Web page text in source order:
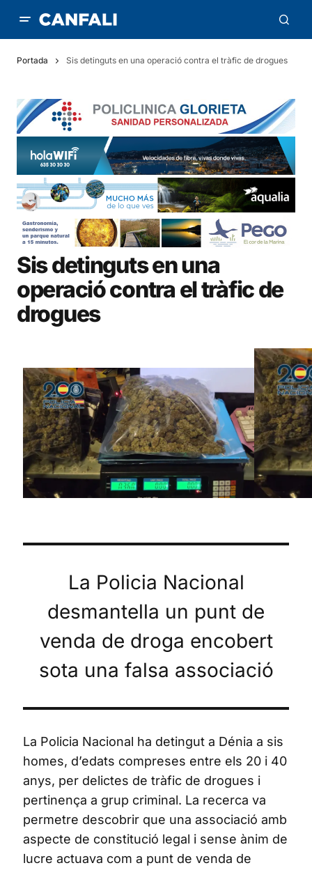
Portada Sis detinguts en una operació contra el tràfic de drogues
Sis detinguts en una
operació contra el tràfic de
drogues
La Policia Nacional
desmantella un punt de
venda de droga encobert
sota una falsa associació
La Policia Nacional ha detingut a Dénia a sis
homes, d’edats compreses entre els 20 i 40
anys, per delictes de tràfic de drogues i
pertinença a grup criminal. La recerca va
permetre descobrir que una associació amb
aspecte de constitució legal i sense ànim de
lucre actuava com a punt de venda de